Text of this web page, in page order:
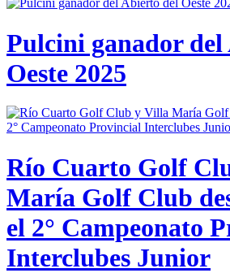
Pulcini ganador
Oeste 2025
Río Cuarto Golf
María Golf Club
el 2° Campeonato
Interclubes Junior